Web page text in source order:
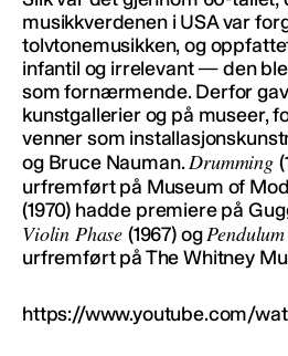
musikkverdenen i USA var
tolvtonemusikken, og
infantil og irrelevant — den
som fornærmende. Derfor
kunstgallerier og på museer,
venner som
og Bruce Nauman.Drumming
urfremført på Museum of
(1970) hadde premiere på
Violin Phase (1967) og
urfremført på The Whitney
https://www.youtube.com/